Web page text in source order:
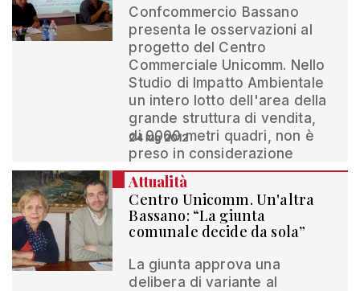
Confcommercio Bassano
presenta le osservazioni al
progetto del Centro
Commerciale Unicomm. Nello
Studio di Impatto Ambientale
un intero lotto dell'area della
grande struttura di vendita,
di 9000 metri quadri, non è
preso in considerazione
24 lug 2012
Attualità
Centro Unicomm. Un'altra
Bassano: “La giunta
comunale decide da sola”
La giunta approva una
delibera di variante al